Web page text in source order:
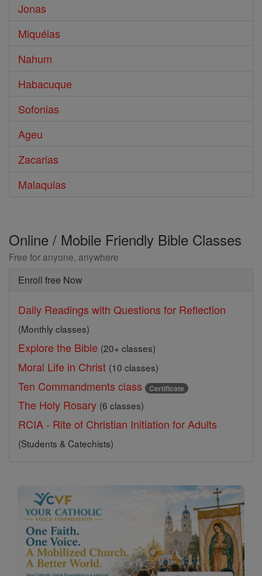
Jonas
Miquéias
Nahum
Habacuque
Sofonias
Ageu
Zacarias
Malaquias
Online / Mobile Friendly Bible Classes
Free for anyone, anywhere
Enroll free Now
Daily Readings with Questions for Reflection
(Monthly classes)
Explore the Bible (20+ classes)
Moral Life in Christ (10 classes)
Ten Commandments class Certificate
The Holy Rosary (6 classes)
RCIA - Rite of Christian Initiation for Adults
(Students & Catechists)